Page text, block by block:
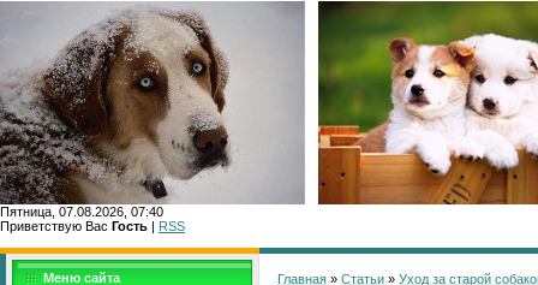
Пятница, 07.08.2026, 07:40
Приветствую Вас Гость | RSS
Меню сайта
Главная » Статьи » Уход за старой